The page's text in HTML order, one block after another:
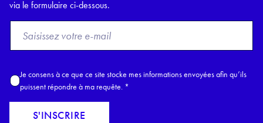
via le formulaire ci-dessous.
o
E
a
A
c
c
Je consens à ce que ce site stocke mes informations envoyées afin qu’ils
puissent répondre à ma requête. *
S'INSCRIRE